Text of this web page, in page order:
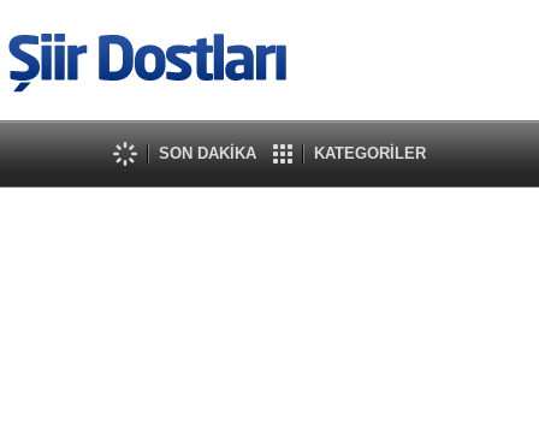
SON DAKİKA KATEGORİLER